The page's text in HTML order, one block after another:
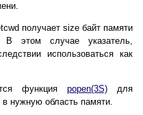
получает size байт памяти
этом случае указатель,
использоваться как
функцияpopen(3S) для
в нужную область памяти.